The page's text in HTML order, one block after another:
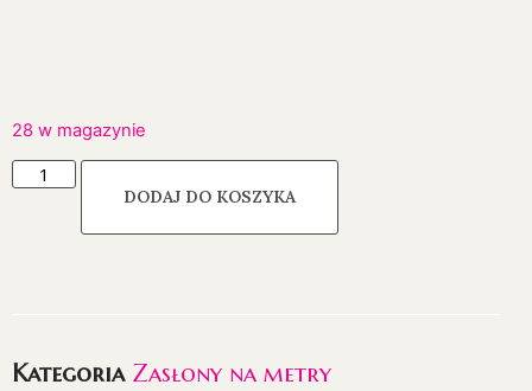
28 w magazynie
DODAJ DO KOSZYKA
Kategoria Zasłony na metry